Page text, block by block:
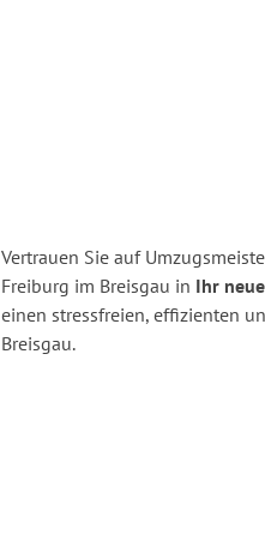
Vertrauen Sie auf
Freiburg im Breisgau in Ihr
einen stressfreien, effizienten
Breisgau.